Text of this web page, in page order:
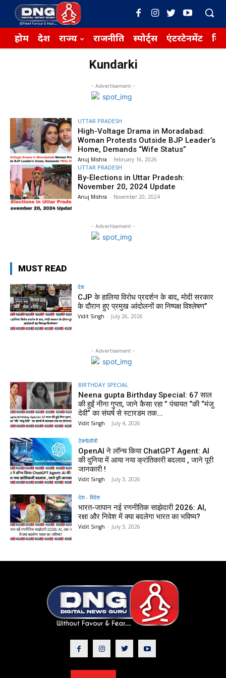
होम देश राज्य राजनीति स्पोर्ट्स एंटरटेनमेंट
Kundarki
- Advertisement -
UTTAR PRADESH
High-Voltage Drama in Moradabad:
Woman Protests Outside BJP Leader’s
Home, Demands “Wife Status”
Anuj Mishra - February 16, 2026
UTTAR PRADESH
By-Elections in Uttar Pradesh:
November 20, 2024 Update
Anuj Mishra - November 20, 2024
- Advertisement -
MUST READ
देश
CJP के हालिया विरोध प्रदर्शन के बाद, मोदी सरकार
के दौरान हुए प्रमुख आंदोलनों का निष्पक्ष विश्लेषण”
Vidit Singh - July 26, 2026
- Advertisement -
BIRTHDAY SPECIAL
Neena gupta Birthday Special: 67 साल
की हुईं नीना गुप्ता, जाने कैसा रहा ” पंचायत “की “मंजु
देवी” का संघर्ष से स्टारडम तक...
Vidit Singh - July 4, 2026
टेक्नोलॉजी
OpenAI ने लॉन्च किया ChatGPT Agent: AI
की दुनिया में आया नया क्रांतिकारी बदलाव , जाने पूरी
जानकारी !
Vidit Singh - July 3, 2026
देश - विदेश
भारत-जापान नई रणनीतिक साझेदारी 2026: AI,
रक्षा और निवेश में क्या बदलेगा भारत का भविष्य?
Vidit Singh - July 3, 2026